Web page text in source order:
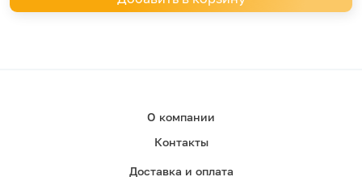
О компании
Контакты
Доставка и оплата